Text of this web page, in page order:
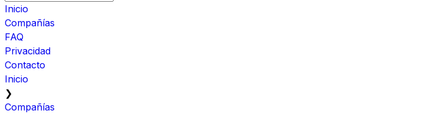
Inicio
Compañías
FAQ
Privacidad
Contacto
Inicio
❯
Compañías